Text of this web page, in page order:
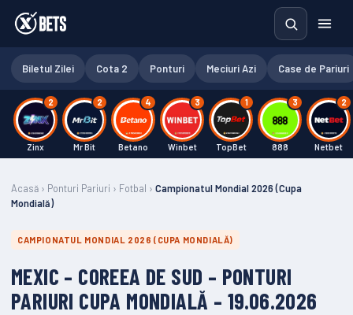
Biletul Zilei Cota 2 Ponturi Meciuri Azi Case de Pariuri
2
Zinx
2
Mr Bit
4
Betano
3
Winbet
1
TopBet
3
888
2
Netbet
Acasă › Ponturi Pariuri › Fotbal › Campionatul Mondial 2026 (Cupa
Mondială)
CAMPIONATUL MONDIAL 2026 (CUPA MONDIALĂ)
MEXIC – COREEA DE SUD – PONTURI
PARIURI CUPA MONDIALĂ – 19.06.2026